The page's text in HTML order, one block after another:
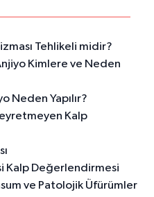
Tehlikeli midir?
Kimlere ve Neden
Neden Yapılır?
Kalp
Kalp Değerlendirmesi
ve Patolojik Üfürümler